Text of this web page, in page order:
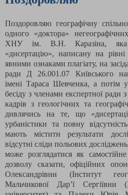
Поздоровляю географічну
одного «доктора»
ХНУ ім. В.Н. Каразіна, яка
«дисертацію», написану на
явними ознаками плагіату, на
ради Д 26.001.07 Київського
імені Тараса Шевченка, а
бесіду з членами експертної ради
кадрів з геологічних та
дивлячись на те, що
урбаністики та повну
мають містити результати
відсутні сліди польових
може розглядатися як
дозволу сказати, офіційних
Олександрівни (Інститут
Мальчикової Дар’ї Сергіївни